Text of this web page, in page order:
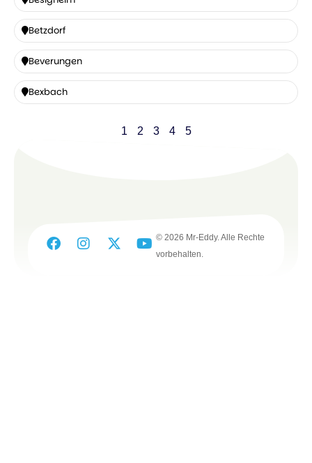
Besigheim
Betzdorf
Betzdorf
Beverungen
Beverungen
Bexbach
Bexbach
1 2 3 4 5
© 2026 Mr-Eddy. Alle Rechte
vorbehalten.